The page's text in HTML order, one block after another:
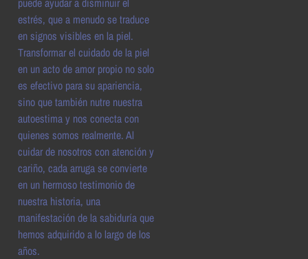
estrés, que a menudo se traduce
en signos visibles en la piel.
Transformar el cuidado de la piel
en un acto de amor propio no solo
es efectivo para su apariencia,
sino que también nutre nuestra
autoestima y nos conecta con
quienes somos realmente. Al
cuidar de nosotros con atención y
cariño, cada arruga se convierte
en un hermoso testimonio de
nuestra historia, una
manifestación de la sabiduría que
hemos adquirido a lo largo de los
años.